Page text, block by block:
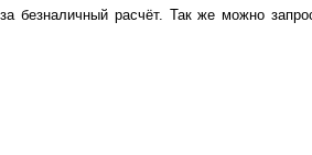
расчёт. Так же можно